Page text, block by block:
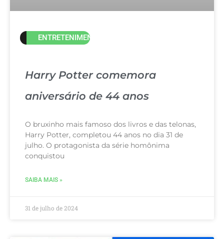
ENTRETENIMENTO
Harry Potter comemora
aniversário de 44 anos
O bruxinho mais famoso dos livros e das telonas,
Harry Potter, completou 44 anos no dia 31 de
julho. O protagonista da série homônima
conquistou
SAIBA MAIS »
31 de julho de 2024